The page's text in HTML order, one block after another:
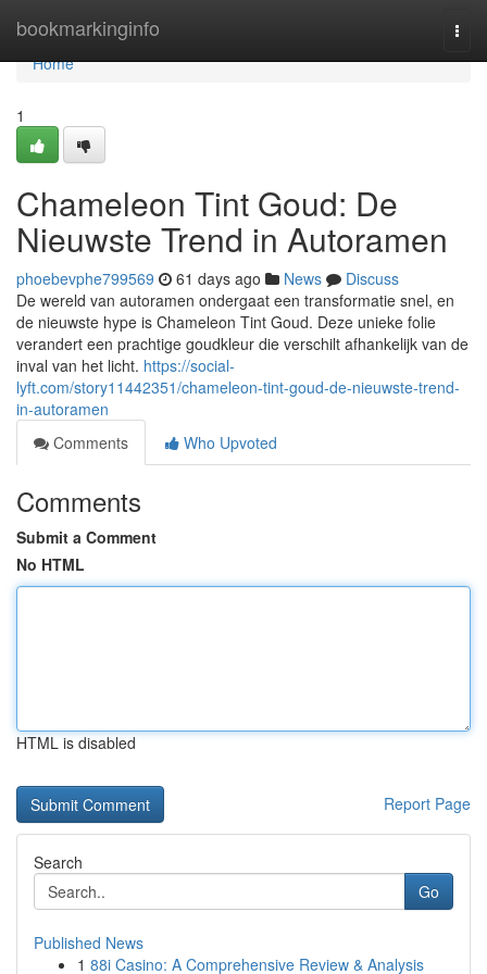
bookmarkinginfo
Home
Home
1
Chameleon Tint Goud: De
Nieuwste Trend in Autoramen
phoebevphe799569 61 days ago News
Discuss
De wereld van autoramen ondergaat een transformatie snel, en
de nieuwste hype is Chameleon Tint Goud. Deze unieke folie
verandert een prachtige goudkleur die verschilt afhankelijk van de
inval van het licht. https://social-
lyft.com/story11442351/chameleon-tint-goud-de-nieuwste-trend-
in-autoramen
Comments
Who Upvoted
Comments
Submit a Comment
No HTML
HTML is disabled
Report Page
Search
Go
Published News
1 88i Casino: A Comprehensive Review & Analysis